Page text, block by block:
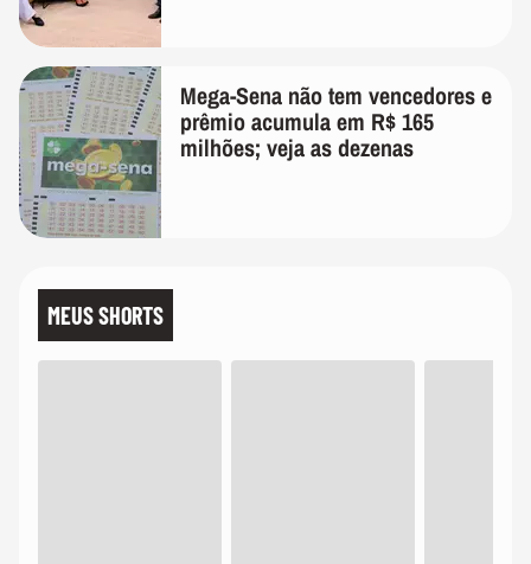
Mega-Sena não tem vencedores e
prêmio acumula em R$ 165
milhões; veja as dezenas
MEUS SHORTS